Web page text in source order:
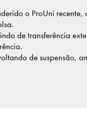
o ProUni recente,
de transferência
de suspensão,